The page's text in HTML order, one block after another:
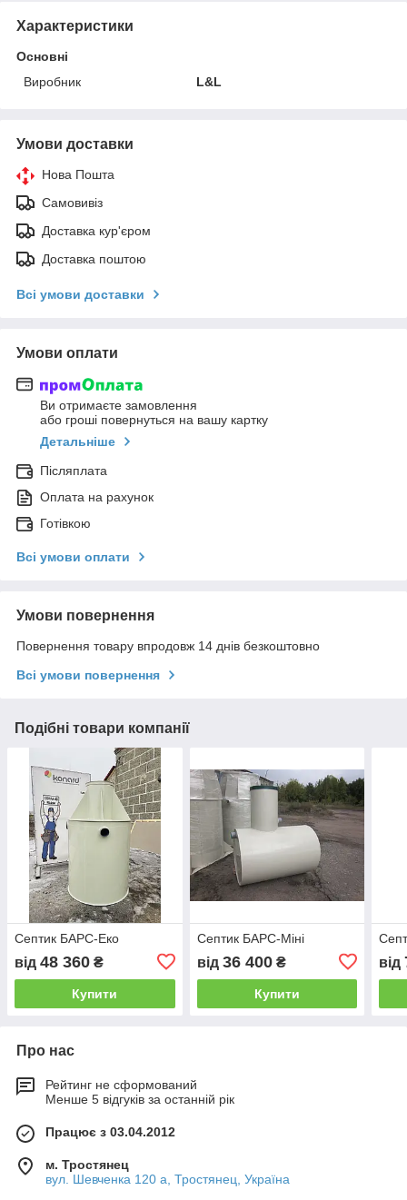
Характеристики
Основні
Виробник
L&L
Умови доставки
Нова Пошта
Самовивіз
Доставка кур'єром
Доставка поштою
Всі умови доставки
Умови оплати
Ви отримаєте замовлення
або гроші повернуться на вашу картку
Детальніше
Післяплата
Оплата на рахунок
Готівкою
Всі умови оплати
Умови повернення
Повернення товару впродовж 14 днів безкоштовно
Всі умови повернення
Подібні товари компанії
Септик БАРС-Еко
від 48 360 ₴
Купити
Септик БАРС-Міні
від 36 400₴
Купити
від
Про нас
Рейтинг не сформований
Менше 5 відгуків за останній рік
Працює з 03.04.2012
м. Тростянец
вул. Шевченка 120 а, Тростянец, Україна